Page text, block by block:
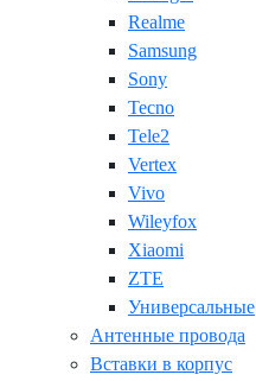
Realme
Samsung
Sony
Tecno
Tele2
Vertex
Vivo
Wileyfox
Xiaomi
ZTE
Универсальные
Антенные провода
Вставки в корпус